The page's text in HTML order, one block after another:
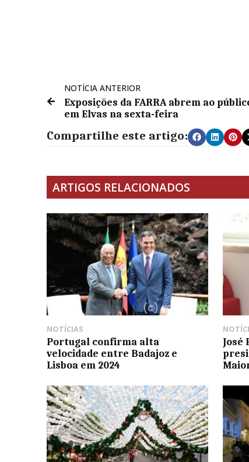
NOTÍCIA ANTERIOR
Exposições da FARRA abrem ao
em Elvas na sexta-feira
Compartilhe este artigo:
ARTIGOS RELACIONADOS
NOTÍCIAS
Portugal confirma alta
velocidade entre Badajoz e
Lisboa em 2024
José